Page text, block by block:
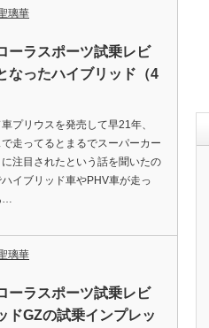
璃華
ーラスポーツ試乗レビ
ったハイブリッド（4
プリウスを発売して早21年、
走ってるとまるでスーパーカー
注目されたという話を聞いたの
イブリッド車やPHV車が走っ
…
璃華
ーラスポーツ試乗レビ
GZの試乗インプレッ